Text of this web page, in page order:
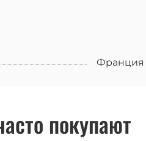
Франция
покупают